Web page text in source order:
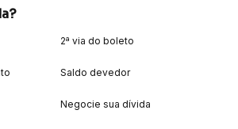
2ª via do boleto
Saldo devedor
Negocie sua dívida